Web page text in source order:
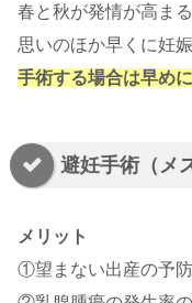
春と秋が発情が高ま
思いのほか早くに妊
手術する場合は早め
避妊手術（メ
メリット
①望まない出産の予防